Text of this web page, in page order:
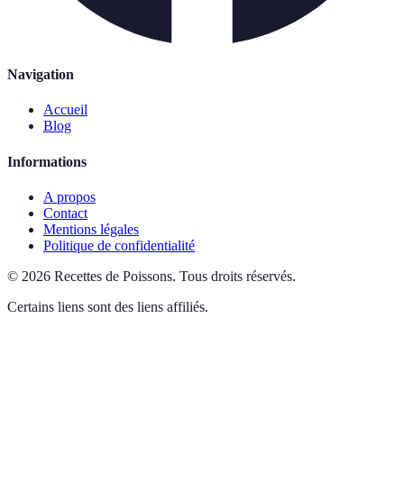
Navigation
Accueil
Blog
Informations
A propos
Contact
Mentions légales
Politique de confidentialité
© 2026 Recettes de Poissons. Tous droits réservés.
Certains liens sont des liens affiliés.